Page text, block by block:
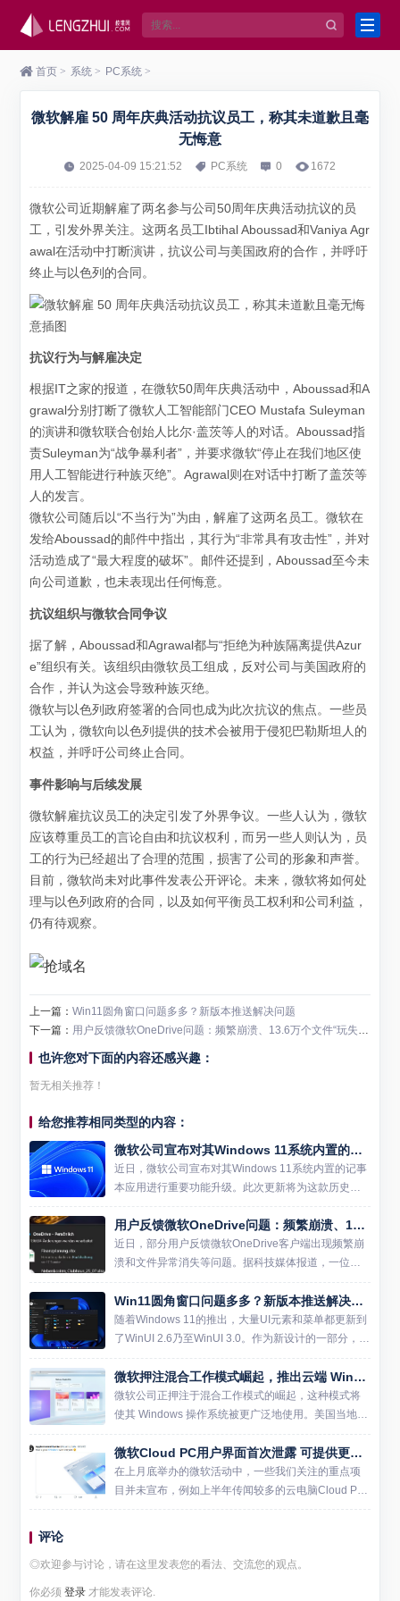
首页 > 系统 > PC系统 >
微软解雇 50 周年庆典活动抗议员工，称其未道歉且毫
无悔意
2025-04-09 15:21:52 PC系统 0 1672
微软公司近期解雇了两名参与公司50周年庆典活动抗议的员
工，引发外界关注。这两名员工Ibtihal Aboussad和Vaniya Agr
awal在活动中打断演讲，抗议公司与美国政府的合作，并呼吁
终止与以色列的合同。
抗议行为与解雇决定
根据IT之家的报道，在微软50周年庆典活动中，Aboussad和A
grawal分别打断了微软人工智能部门CEO Mustafa Suleyman
的演讲和微软联合创始人比尔·盖茨等人的对话。Aboussad指
责Suleyman为“战争暴利者”，并要求微软“停止在我们地区使
用人工智能进行种族灭绝”。Agrawal则在对话中打断了盖茨等
人的发言。
微软公司随后以“不当行为”为由，解雇了这两名员工。微软在
发给Aboussad的邮件中指出，其行为“非常具有攻击性”，并对
活动造成了“最大程度的破坏”。邮件还提到，Aboussad至今未
向公司道歉，也未表现出任何悔意。
抗议组织与微软合同争议
据了解，Aboussad和Agrawal都与“拒绝为种族隔离提供Azur
e”组织有关。该组织由微软员工组成，反对公司与美国政府的
合作，并认为这会导致种族灭绝。
微软与以色列政府签署的合同也成为此次抗议的焦点。一些员
工认为，微软向以色列提供的技术会被用于侵犯巴勒斯坦人的
权益，并呼吁公司终止合同。
事件影响与后续发展
微软解雇抗议员工的决定引发了外界争议。一些人认为，微软
应该尊重员工的言论自由和抗议权利，而另一些人则认为，员
工的行为已经超出了合理的范围，损害了公司的形象和声誉。
目前，微软尚未对此事件发表公开评论。未来，微软将如何处
理与以色列政府的合同，以及如何平衡员工权利和公司利益，
仍有待观察。
上一篇：Win11圆角窗口问题多多？新版本推送解决问题
下一篇： 用户反馈微软OneDrive问题：频繁崩溃、13.6万个文件“玩失踪”
也许您对下面的内容还感兴趣：
暂无相关推荐！
给您推荐相同类型的内容：
微软公司宣布对其Windows 11系统内置的记事本应用进行重要功能升级
近日，微软公司宣布对其Windows 11系统内置的记事
本应用进行重要功能升级。此次更新将为这款历史悠
久的系统工具带来多项现代化改进，其中最引人注目
的是新增的字符计数功能。 据微软官方透露，新版记
事本将在...
用户反馈微软OneDrive问题：频繁崩溃、13.6万个文件“玩失踪”
近日，部分用户反馈微软OneDrive客户端出现频繁崩
溃和文件异常消失等问题。据科技媒体报道，一位用
户在Windows Server 2016环境下使用OneDrive时遭
遇客户端崩溃，错误代码显示为堆损...
Win11圆角窗口问题多多？新版本推送解决问题
随着Windows 11的推出，大量UI元素和菜单都更新到
了WinUI 2.6乃至WinUI 3.0。作为新设计的一部分，W
in11的窗口、菜单、按钮等外观出现了大量圆角元
素。微软从Win8开始，一直在系...
微软押注混合工作模式崛起，推出云端 Windows 吸引苹果和安卓用户
微软公司正押注于混合工作模式的崛起，这种模式将
使其 Windows 操作系统被更广泛地使用。美国当地时
间周三，微软宣布推出了新产品 Windows 365，让员
工能够访问运行微软 Windows、基于云端...
微软Cloud PC用户界面首次泄露 可提供更安全Windows11桌面
在上月底举办的微软活动中，一些我们关注的重点项
目并未宣布，例如上半年传闻较多的云电脑Cloud PC
计划。不过近期，一名名叫ALumia的泄密者发布了一
评论
◎欢迎参与讨论，请在这里发表您的看法、交流您的观点。
你必须登录 才能发表评论.